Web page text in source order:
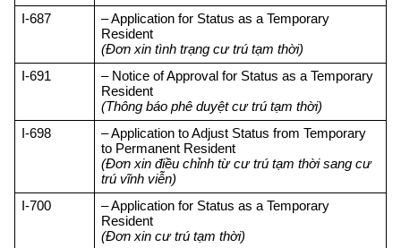
I-687
– Application for Status as a Temporary
Resident
(Đơn xin tình trạng cư trú tạm thời)
I-691
– Notice of Approval for Status as a Temporary
Resident
(Thông báo phê duyệt cư trú tạm thời)
I-698
– Application to Adjust Status from Temporary
to Permanent Resident
(Đơn xin điều chỉnh từ cư trú tạm thời sang cư
trú vĩnh viễn)
I-700
– Application for Status as a Temporary
Resident
(Đơn xin cư trú tạm thời)